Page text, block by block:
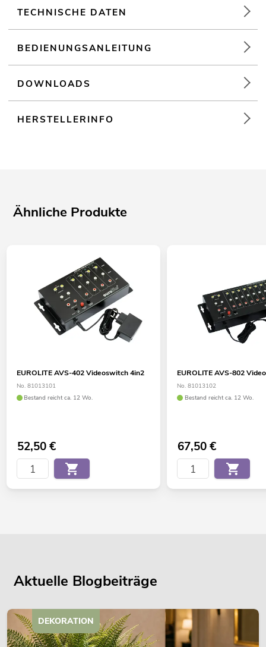
TECHNISCHE DATEN
BEDIENUNGSANLEITUNG
DOWNLOADS
HERSTELLERINFO
Ähnliche Produkte
EUROLITE AVS-402 Videoswitch 4in2
No. 81013101
Bestand reicht ca. 12 Wo.
52,50€
EUROLITE AVS-802
No. 81013102
Bestand reicht ca. 12 Wo.
67,50€
Aktuelle Blogbeiträge
DEKORATION